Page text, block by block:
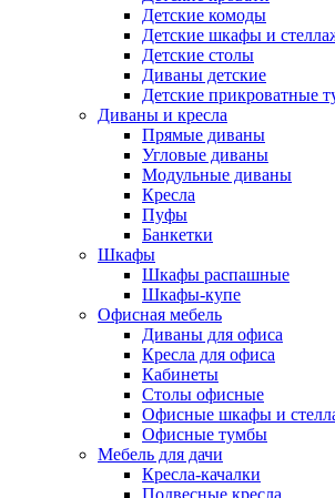
Детские комоды
Детские шкафы и
Детские столы
Диваны детские
Детские прикроватные
Диваны и кресла
Прямые диваны
Угловые диваны
Модульные диваны
Кресла
Пуфы
Банкетки
Шкафы
Шкафы распашные
Шкафы-купе
Офисная мебель
Диваны для офиса
Кресла для офиса
Кабинеты
Столы офисные
Офисные шкафы и
Офисные тумбы
Мебель для дачи
Кресла-качалки